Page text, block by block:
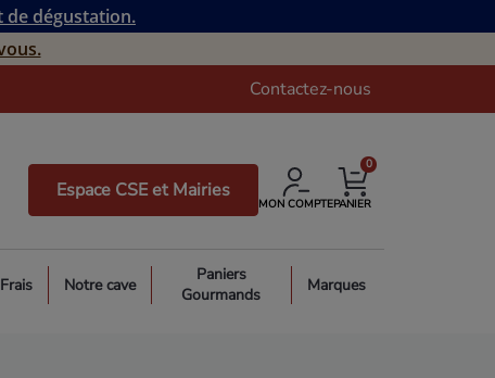
de dégustation.
Contactez-nous
Espace CSE et Mairies
MON COMPTEPANIER
0
Notre cave
Paniers
Gourmands
Marques